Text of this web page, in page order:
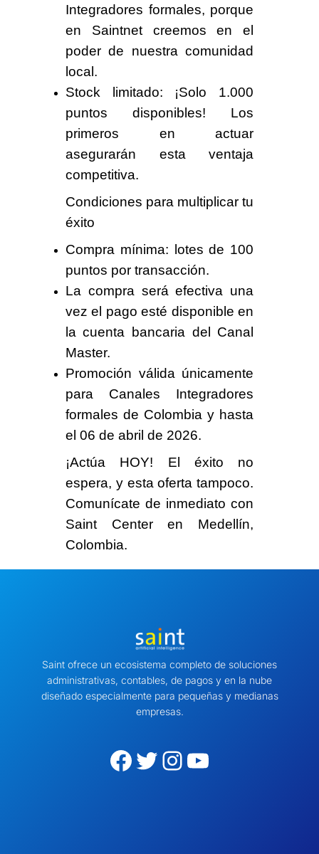
Integradores formales, porque
en Saintnet creemos en el
poder de nuestra comunidad
local.
Stock limitado: ¡Solo 1.000
puntos disponibles! Los
primeros en actuar
asegurarán esta ventaja
competitiva.
Condiciones para multiplicar tu
éxito
Compra mínima: lotes de 100
puntos por transacción.
La compra será efectiva una
vez el pago esté disponible en
la cuenta bancaria del Canal
Master.
Promoción válida únicamente
para Canales Integradores
formales de Colombia y hasta
el 06 de abril de 2026.
¡Actúa HOY! El éxito no
espera, y esta oferta tampoco.
Comunícate de inmediato con
Saint Center en Medellín,
Colombia.
Saint ofrece un ecosistema completo de soluciones
administrativas, contables, de pagos y en la nube
diseñado especialmente para pequeñas y medianas
empresas.
Facebook Twitter Instagram YouTube